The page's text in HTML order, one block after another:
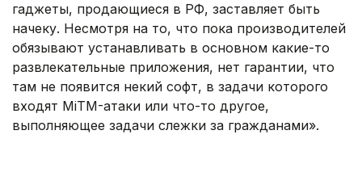
гаджеты, продающиеся в РФ, заставляет быть
начеку. Несмотря на то, что пока производителей
обязывают устанавливать в основном какие-то
развлекательные приложения, нет гарантии, что
там не появится некий софт, в задачи которого
входят MiTM-атаки или что-то другое,
выполняющее задачи слежки за гражданами».